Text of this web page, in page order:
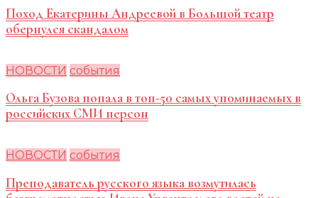
Поход Екатерины Андреевой в Большой театр
обернулся скандалом
НОВОСТИ события
Ольга Бузова попала в топ-50 самых упоминаемых в
российских СМИ персон
НОВОСТИ события
Преподаватель русского языка возмутилась